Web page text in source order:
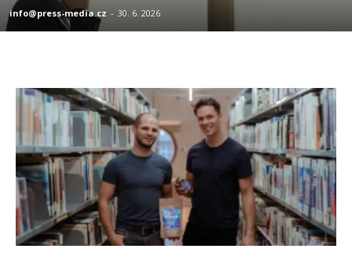
info@press-media.cz - 30. 6. 2026